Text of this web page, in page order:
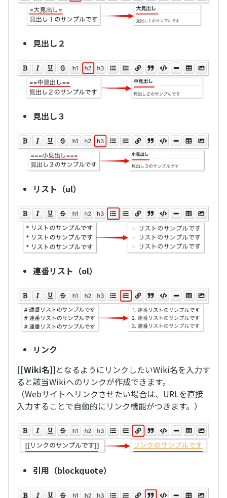
見出し２
見出し３
リスト（ul）
連番リスト（ol）
リンク
[[Wiki名]]となるようにリンクしたいWiki名を入力す
ると該当Wikiへのリンクが作成できます。
（Webサイトへリンクさせたい場合は、URLを直接
入力することで自動的にリンク機能がつきます。）
引用（blockquote）